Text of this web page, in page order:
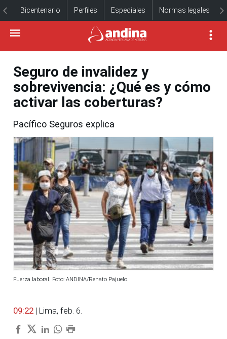
Bicentenario Perfiles Especiales Normas legales
Seguro de invalidez y
sobrevivencia: ¿Qué es y cómo
activar las coberturas?
Pacífico Seguros explica
Fuerza laboral. Foto: ANDINA/Renato Pajuelo.
09:22 | Lima, feb. 6.